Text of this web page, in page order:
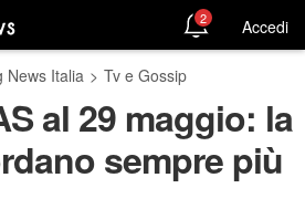
2 Accedi
News Italia > Tv e Gossip
al 29 maggio: la
sempre più